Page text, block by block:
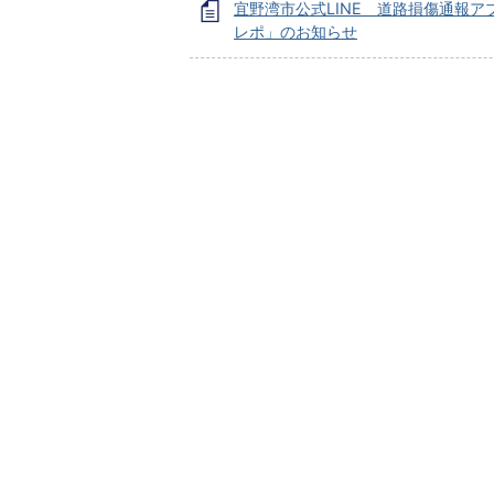
宜野湾市公式LINE 道路損傷通報ア
レポ」のお知らせ